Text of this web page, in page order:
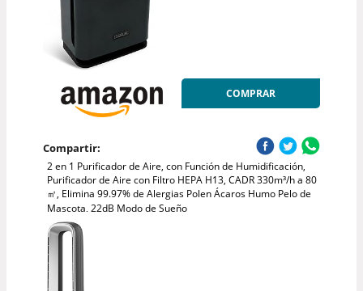
COMPRAR
Compartir:
2 en 1 Purificador de Aire, con Función de Humidificación,
Purificador de Aire con Filtro HEPA H13, CADR 330m³/h a 80
㎡, Elimina 99.97% de Alergias Polen Ácaros Humo Pelo de
Mascota, 22dB Modo de Sueño